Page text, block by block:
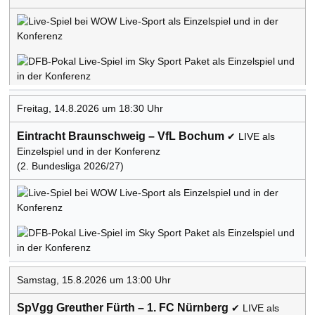
Freitag, 14.8.2026 um 18:30 Uhr
Eintracht Braunschweig – VfL Bochum ✔ LIVE als
Einzelspiel und in der Konferenz
(2. Bundesliga 2026/27)
Samstag, 15.8.2026 um 13:00 Uhr
SpVgg Greuther Fürth – 1. FC Nürnberg ✔ LIVE als